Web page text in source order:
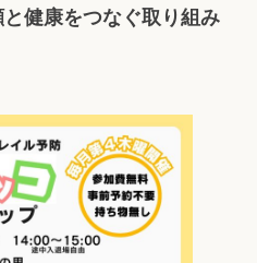
健康をつなぐ取り組み